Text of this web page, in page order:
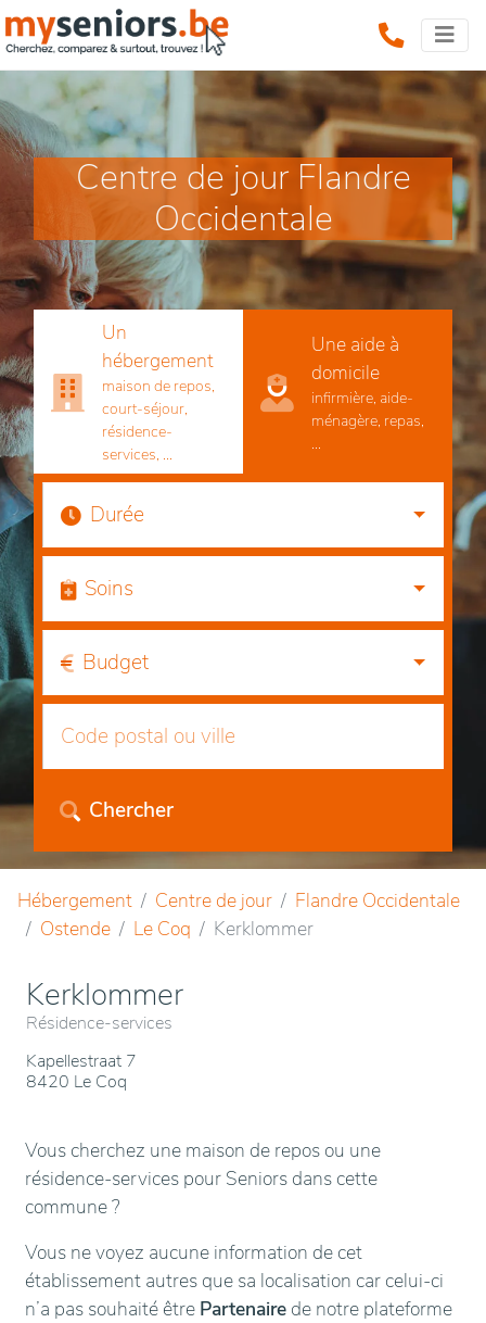
Centre de jour Flandre
Occidentale
Un
hébergement
maison de repos,
court-séjour,
résidence-
services, ...
Une aide à
domicile
infirmière, aide-
ménagère, repas,
...
Durée
Soins
Budget
Chercher
Hébergement Centre de jour
Flandre Occidentale
Ostende
Le Coq Kerklommer
Kerklommer
Résidence-services
Kapellestraat 7
8420 Le Coq
Vous cherchez une maison de repos ou une
résidence-services pour Seniors dans cette
commune ?
Vous ne voyez aucune information de cet
établissement autres que sa localisation car celui-ci
n’a pas souhaité être Partenaire de notre plateforme